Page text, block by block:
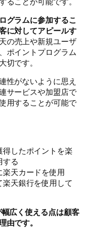
グラムに参加するこ
に対してアピールす
の売上や新規ユーザ
ポイントプログラム
切です。
性がないように思え
サービスや加盟店で
用することが可能で
したポイントを楽
する
天カードを使用
天銀行を使用して
広く使える点は顧客
由です。